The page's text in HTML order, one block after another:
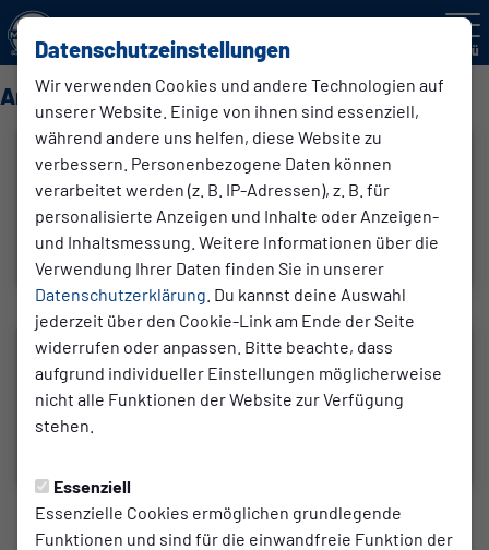
Datenschutzeinstellungen
Wir verwenden Cookies und andere Technologien auf
unserer Website. Einige von ihnen sind essenziell,
während andere uns helfen, diese Website zu
verbessern. Personenbezogene Daten können
verarbeitet werden (z. B. IP-Adressen), z. B. für
personalisierte Anzeigen und Inhalte oder Anzeigen-
und Inhaltsmessung. Weitere Informationen über die
Verwendung Ihrer Daten finden Sie in unserer
Datenschutzerklärung . Du kannst deine Auswahl
jederzeit über den Cookie-Link am Ende der Seite
widerrufen oder anpassen. Bitte beachte, dass
aufgrund individueller Einstellungen möglicherweise
nicht alle Funktionen der Website zur Verfügung
stehen.
Essenziell
Essenzielle Cookies ermöglichen grundlegende
Funktionen und sind für die einwandfreie Funktion der
Menü
Ansprechpartner für unsere Freunde & Gönner
Philipp Vos
Sponsoring
Anrufen E-Mail
Frank Groß-Hardt
Sponsoring